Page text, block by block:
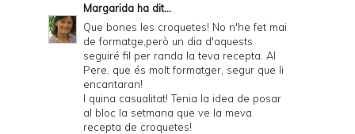
Margarida ha dit...
Que bones les croquetes! No n'he fet mai
de formatge,però un dia d'aquests
seguiré fil per randa la teva recepta. Al
Pere, que és molt formatger, segur que li
encantaran!
I quina casualitat! Tenia la idea de posar
al bloc la setmana que ve la meva
recepta de croquetes!